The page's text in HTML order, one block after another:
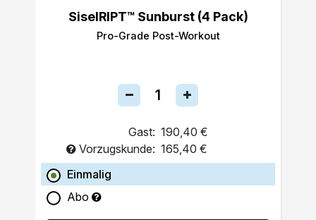
SiselRIPT™ Sunburst (4 Pack)
Pro-Grade Post-Workout
Gast: 190,40 €
Vorzugskunde: 165,40 €
Einmalig
Abo